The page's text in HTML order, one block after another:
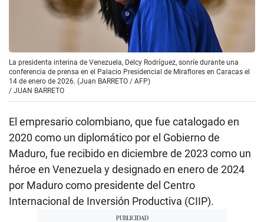
La presidenta interina de Venezuela, Delcy Rodríguez, sonríe durante una
conferencia de prensa en el Palacio Presidencial de Miraflores en Caracas el
14 de enero de 2026. (Juan BARRETO / AFP)
/ JUAN BARRETO
El empresario colombiano, que fue catalogado en
2020 como un diplomático por el Gobierno de
Maduro, fue recibido en diciembre de 2023 como un
héroe en Venezuela y designado en enero de 2024
por Maduro como presidente del Centro
Internacional de Inversión Productiva (CIIP).